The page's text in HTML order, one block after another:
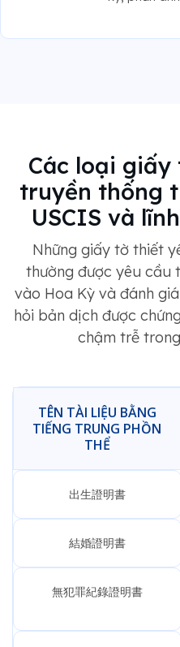
Các loại
truyền thống
USCIS và
Những giấy tờ thiết
thường được yêu cầu
vào Hoa Kỳ và đánh
hỏi bản dịch được
chậm trễ
TÊN TÀI LIỆU BẰNG
TIẾNG TRUNG PHỒN
THỂ
出生證明書
結婚證明書
無犯罪紀錄證明書